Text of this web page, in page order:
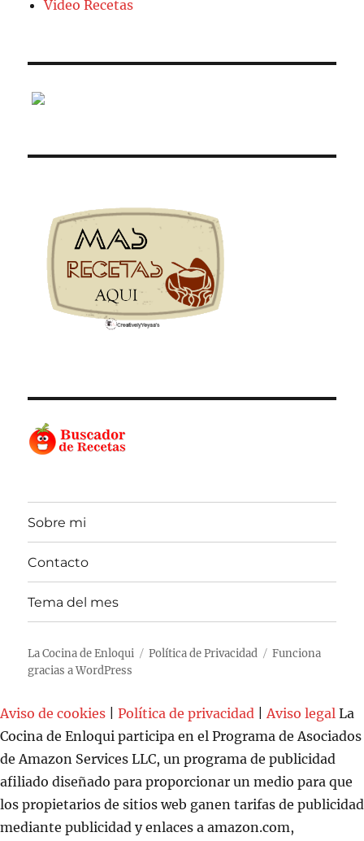
Vídeo Recetas
Sobre mi
Contacto
Tema del mes
La Cocina de Enloqui Política de Privacidad
Funciona
gracias a WordPress
Aviso de cookies Política de privacidad |Aviso legal La
Cocina de Enloqui participa en el Programa de Asociados
de Amazon Services LLC, un programa de publicidad
afiliado diseñado para proporcionar un medio para que
los propietarios de sitios web ganen tarifas de publicidad
mediante publicidad y enlaces a amazon.com,